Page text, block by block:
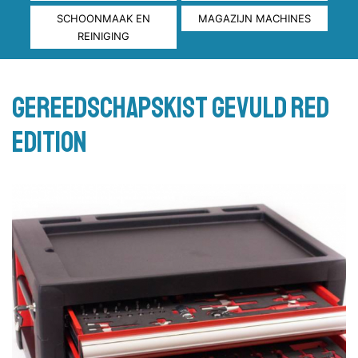
SCHOONMAAK EN
REINIGING
MAGAZIJN MACHINES
Gereedschapskist gevuld red
edition